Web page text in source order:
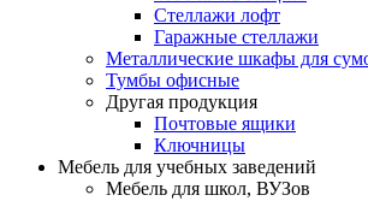
Стеллажи лофт
Гаражные стеллажи
Металлические шкафы для
Тумбы офисные
Другая продукция
Почтовые ящики
Ключницы
Мебель для учебных заведений
Мебель для школ, ВУЗов